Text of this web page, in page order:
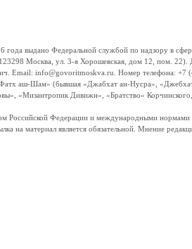
выдано Федеральной службой по надзору в
Москва, ул. 3-я Хорошевская, дом 12, пом. 22).
Email: info@govoritmoskva.ru. Номер телефона: +7
аш-Шам» (бывшая «Джабхат ан-Нусра»,
«Мизантропик Дивижн», «Братство» Корчинского,
Российской Федерации и международными нормами
на материал является обязательной. Мнение